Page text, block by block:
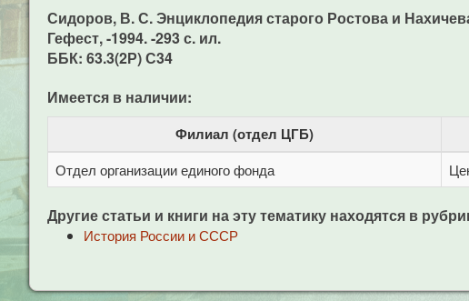
Сидоров, В. С. Энциклопедия старого Ростова и
Гефест, -1994. -293 с. ил.
ББК: 63.3(2Р) С34
Имеется в наличии:
Филиал (отдел ЦГБ)
Отдел организации единого фонда
Другие статьи и книги на эту тематику находятся в
История России и СССР